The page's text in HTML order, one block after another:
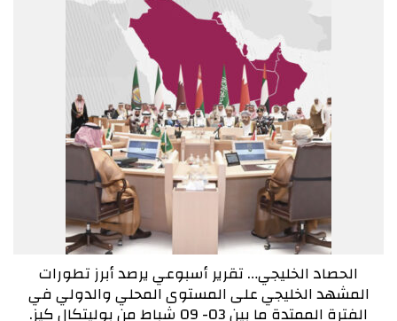
الحصاد الخليجي… تقرير أسبوعي يرصد أبرز تطورات
المشهد الخليجي على المستوى المحلي والدولي في
الفترة الممتدة ما بين 03- 09 شباط من بوليتكال كيز.